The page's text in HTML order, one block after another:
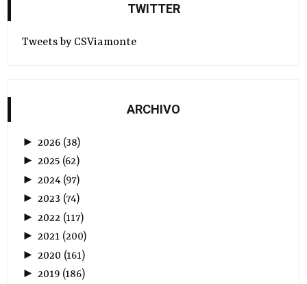
TWITTER
Tweets by CSViamonte
ARCHIVO
► 2026 (38)
►2025 (62)
► 2024 (97)
►2023 (74)
► 2022 (117)
►2021 (200)
► 2020 (161)
►2019 (186)